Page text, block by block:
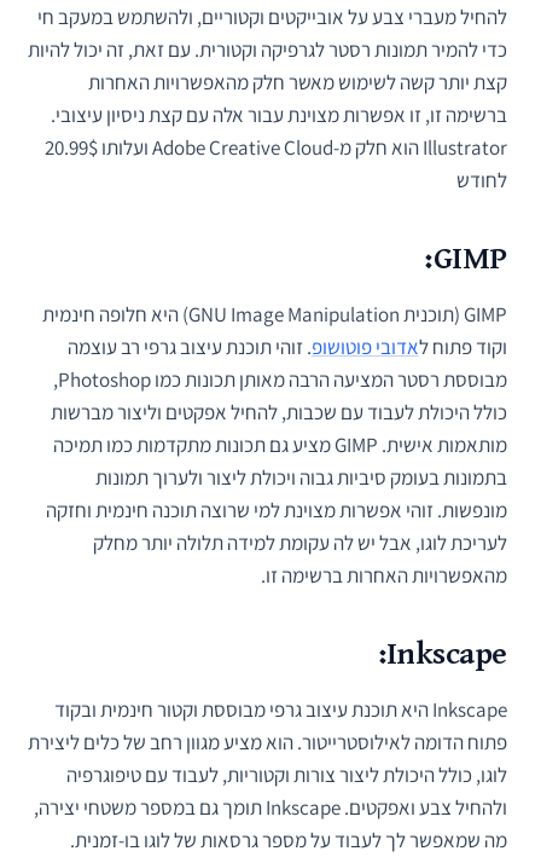
להחיל מעברי צבע על אובייקטים וקטוריים, ולהשתמש במעקב חי
כדי להמיר תמונות רסטר לגרפיקה וקטורית. עם זאת, זה יכול להיות
קצת יותר קשה לשימוש מאשר חלק מהאפשרויות האחרות
ברשימה זו, זו אפשרות מצוינת עבור אלה עם קצת ניסיון עיצובי.
Illustrator הוא חלק מ-Adobe Creative Cloud ועלותו 20.99$
לחודש
GIMP:
GIMP (תוכנית GNU Image Manipulation) היא חלופה חינמית
וקוד פתוח לאדובי פוטושופ. זוהי תוכנת עיצוב גרפי רב עוצמה
מבוססת רסטר המציעה הרבה מאותן תכונות כמו Photoshop,
כולל היכולת לעבוד עם שכבות, להחיל אפקטים וליצור מברשות
מותאמות אישית. GIMP מציע גם תכונות מתקדמות כמו תמיכה
בתמונות בעומק סיביות גבוה ויכולת ליצור ולערוך תמונות
מונפשות. זוהי אפשרות מצוינת למי שרוצה תוכנה חינמית וחזקה
לעריכת לוגו, אבל יש לה עקומת למידה תלולה יותר מחלק
מהאפשרויות האחרות ברשימה זו.
Inkscape:
Inkscape היא תוכנת עיצוב גרפי מבוססת וקטור חינמית ובקוד
פתוח הדומה לאילוסטרייטור. הוא מציע מגוון רחב של כלים ליצירת
לוגו, כולל היכולת ליצור צורות וקטוריות, לעבוד עם טיפוגרפיה
ולהחיל צבע ואפקטים. Inkscape תומך גם במספר משטחי יצירה,
מה שמאפשר לך לעבוד על מספר גרסאות של לוגו בו-זמנית.